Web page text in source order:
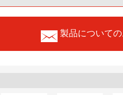
製品について